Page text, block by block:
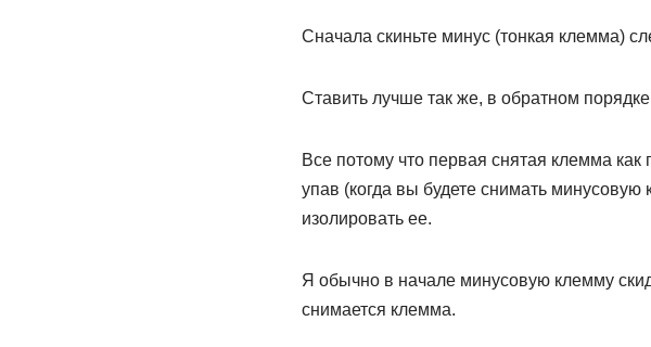
Сначала скиньте минус (тонкая клемма)
Ставить лучше так же, в обратном
Все потому что первая снятая клемма
упав (когда вы будете снимать
изолировать ее.
Я обычно в начале минусовую клемму
снимается клемма.